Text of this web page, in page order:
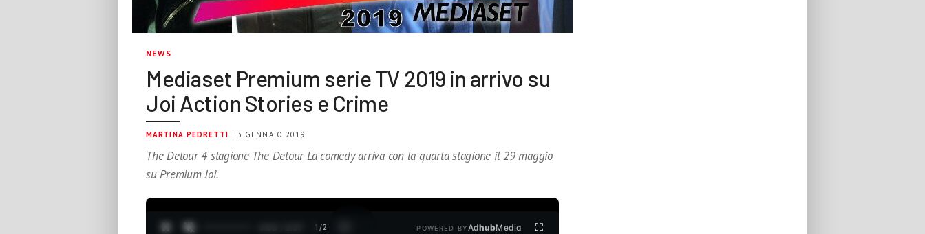
NEWS
Mediaset Premium serie TV 2019 in arrivo su
Joi Action Stories e Crime
MARTINA PEDRETTI | 3 GENNAIO 2019
The Detour 4 stagione The Detour La comedy arriva con la quarta stagione il 29 maggio
su Premium Joi.
1 /2 POWERED BYAdhubMedia